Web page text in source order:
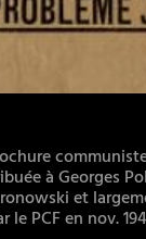
à Georges
et
PCF en nov.